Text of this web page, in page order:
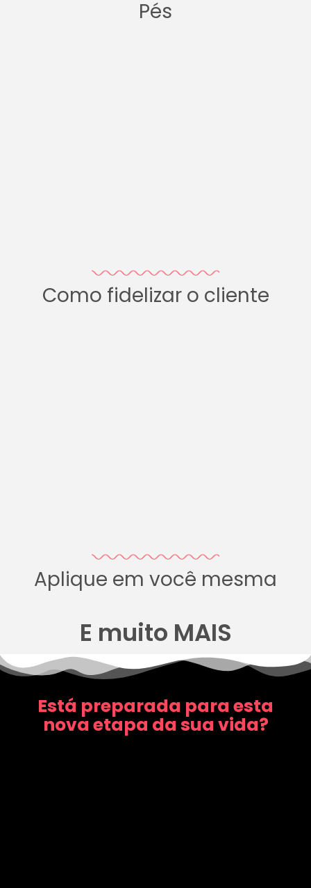
Pés
Como fidelizar o cliente
Aplique em você mesma
E muito MAIS
Está preparada para esta
nova etapa da sua vida?